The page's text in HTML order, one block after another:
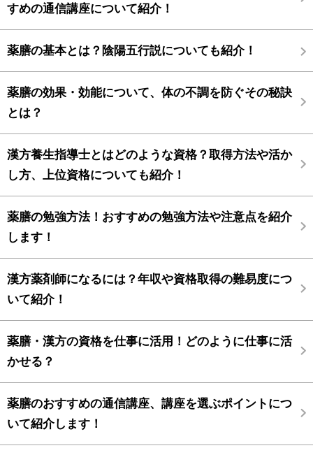
すめの通信講座について紹介！
薬膳の基本とは？陰陽五行説についても紹介！
薬膳の効果・効能について、体の不調を防ぐその秘訣
とは？
漢方養生指導士とはどのような資格？取得方法や活か
し方、上位資格についても紹介！
薬膳の勉強方法！おすすめの勉強方法や注意点を紹介
します！
漢方薬剤師になるには？年収や資格取得の難易度につ
いて紹介！
薬膳・漢方の資格を仕事に活用！どのように仕事に活
かせる？
薬膳のおすすめの通信講座、講座を選ぶポイントにつ
いて紹介します！